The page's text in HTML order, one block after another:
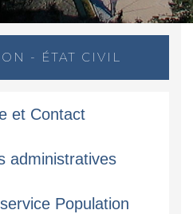
- ÉTAT CIVIL
et Contact
administratives
Population